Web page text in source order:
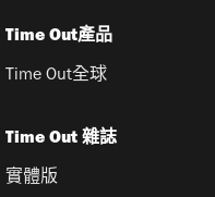
Time Out產品
Time Out全球
Time Out 雜誌
實體版